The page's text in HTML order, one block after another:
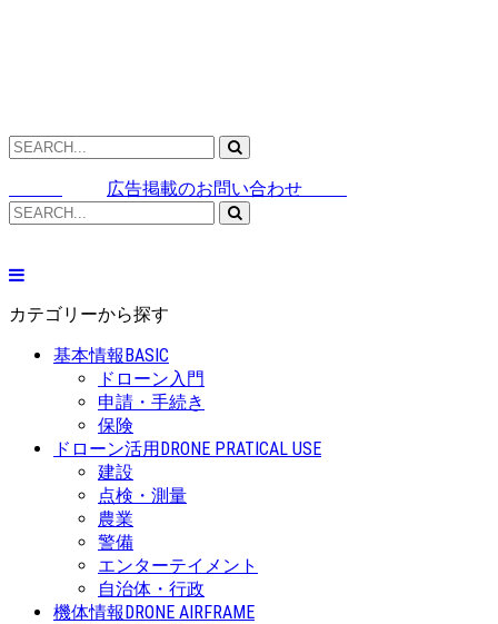
広告掲載のお問い合わせ
カテゴリーから探す
基本情報BASIC
ドローン入門
申請・手続き
保険
ドローン活用DRONE PRATICAL USE
建設
点検・測量
農業
警備
エンターテイメント
自治体・行政
機体情報DRONE AIRFRAME